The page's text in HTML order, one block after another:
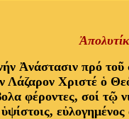
Ἀνάστασιν πρό
Λάζαρον Χριστέ ὁ
φέροντες, σοί τῷ
ὑψίστοις,